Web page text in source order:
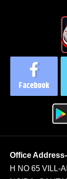
Office Address-
H NO 65 VILL-
Facebook